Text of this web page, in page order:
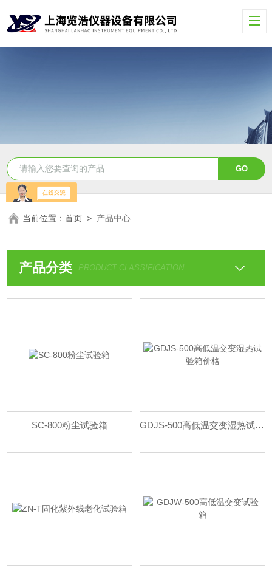
当前位置：首页 > 产品中心
产品分类 PRODUCT CLASSIFICATION
SC-800粉尘试验箱 GDJS-500高低温交变湿热试验箱价格